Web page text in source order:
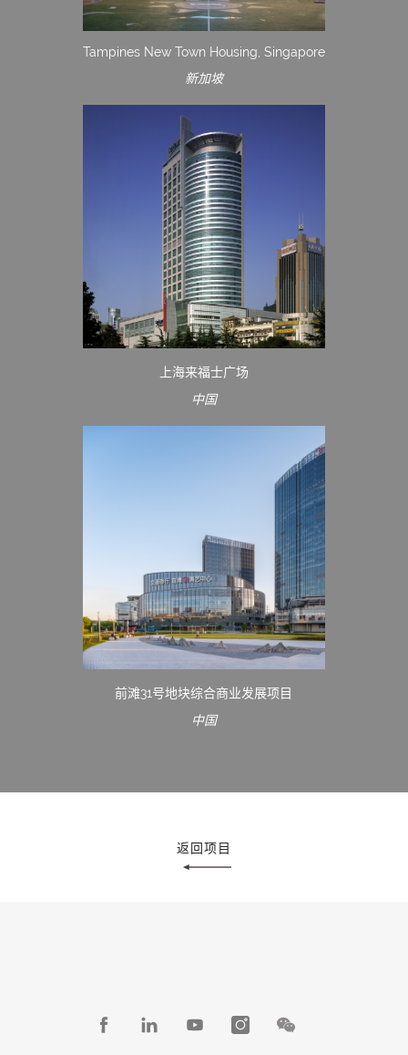
Tampines New Town Housing, Singapore
新加坡
上海来福士广场
中国
前滩31号地块综合商业发展项目
中国
返回项目